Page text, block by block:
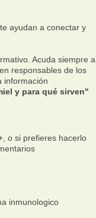
ayudan a conectar y
Acuda siempre a
responsables de los
información
y para qué sirven"
o si prefieres hacerlo
inmunologico